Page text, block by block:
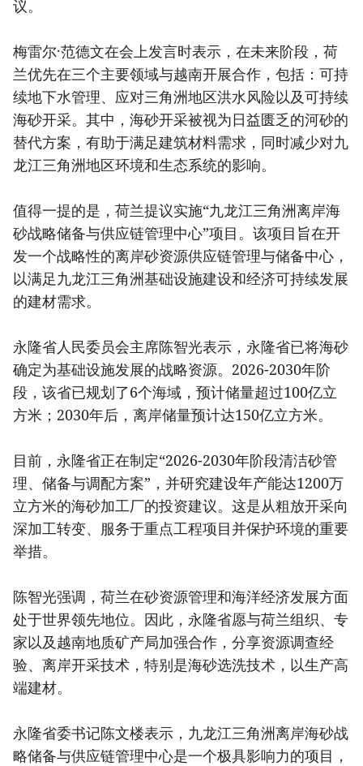
议。
梅雷尔·范德文在会上发言时表示，在未来阶段，荷
兰优先在三个主要领域与越南开展合作，包括：可持
续地下水管理、应对三角洲地区洪水风险以及可持续
海砂开采。其中，海砂开采被视为日益匮乏的河砂的
替代方案，有助于满足建筑材料需求，同时减少对九
龙江三角洲地区环境和生态系统的影响。
值得一提的是，荷兰提议实施“九龙江三角洲离岸海
砂战略储备与供应链管理中心”项目。该项目旨在开
发一个战略性的离岸砂资源供应链管理与储备中心，
以满足九龙江三角洲基础设施建设和经济可持续发展
的建材需求。
永隆省人民委员会主席陈智光表示，永隆省已将海砂
确定为基础设施发展的战略资源。2026-2030年阶
段，该省已规划了6个海域，预计储量超过100亿立
方米；2030年后，离岸储量预计达150亿立方米。
目前，永隆省正在制定“2026-2030年阶段清洁砂管
理、储备与调配方案”，并研究建设年产能达1200万
立方米的海砂加工厂的投资建议。这是从粗放开采向
深加工转变、服务于重点工程项目并保护环境的重要
举措。
陈智光强调，荷兰在砂资源管理和海洋经济发展方面
处于世界领先地位。因此，永隆省愿与荷兰组织、专
家以及越南地质矿产局加强合作，分享资源调查经
验、离岸开采技术，特别是海砂选洗技术，以生产高
端建材。
永隆省委书记陈文楼表示，九龙江三角洲离岸海砂战
略储备与供应链管理中心是一个极具影响力的项目，